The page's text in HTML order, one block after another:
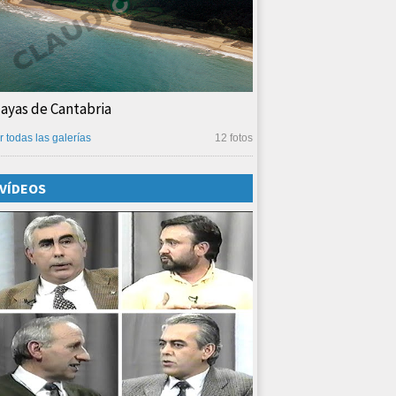
de Cantabria
12 fotos
todas las galerías
VÍDEOS